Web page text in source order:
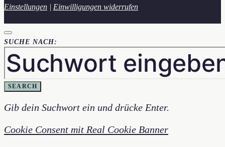
Einstellungen | Einwilligungen widerrufen
SUCHE NACH:
SEARCH
Gib dein Suchwort ein und drücke Enter.
Cookie Consent mit Real Cookie Banner